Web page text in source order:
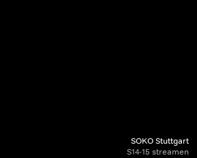
SOKO Stuttgart
S14-15 streamen